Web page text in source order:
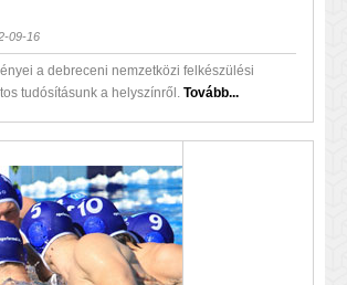
09-16
a debreceni nemzetközi felkészülési
tudósításunk a helyszínről. Tovább...